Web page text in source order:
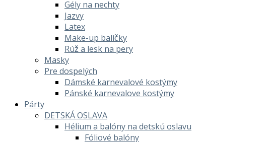
Gély na nechty
Jazvy
Latex
Make-up balíčky
Rúž a lesk na pery
Masky
Pre dospelých
Dámské karnevalové kostýmy
Pánské karnevalove kostýmy
Párty
DETSKÁ OSLAVA
Hélium a balóny na detskú oslavu
Fóliové balóny